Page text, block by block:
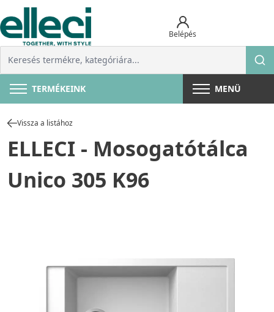
Belépés
TERMÉKEINK MENÜ
Vissza a listához
ELLECI - Mosogatótálca
Unico 305 K96